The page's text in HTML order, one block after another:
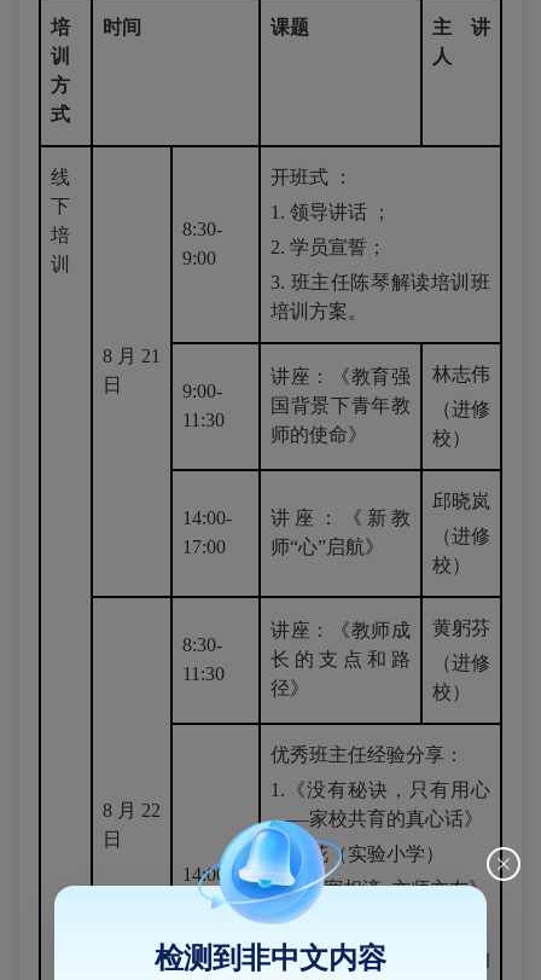
培
训
方
式
时间 课题
主讲
人
线
下
培
训
8月21
日
8:30-
9:00
开班式 ：
1. 领导讲话 ；
2. 学员宣誓；
3. 班主任陈琴解读培训班
培训方案。
9:00-
11:30
讲座：《教育强
国背景下青年教
师的使命》
林志伟
（进修
校）
14:00-
17:00
讲座：《新教
师“心”启航》
邱晓岚
（进修
校）
8月22
日
8:30-
11:30
讲座：《教师成
长的支点和路
径》
黄躬芬
（进修
校）
14:00-
17:00
优秀班主任经验分享：
1.《没有秘诀，只有用心
——家校共育的真心话》
陈冬花（实验小学）
2.《严宽相济 亦师亦友》
吴晓娟（第二实验小学）
3.《爱纳同行，让德育的
检测到非中文内容